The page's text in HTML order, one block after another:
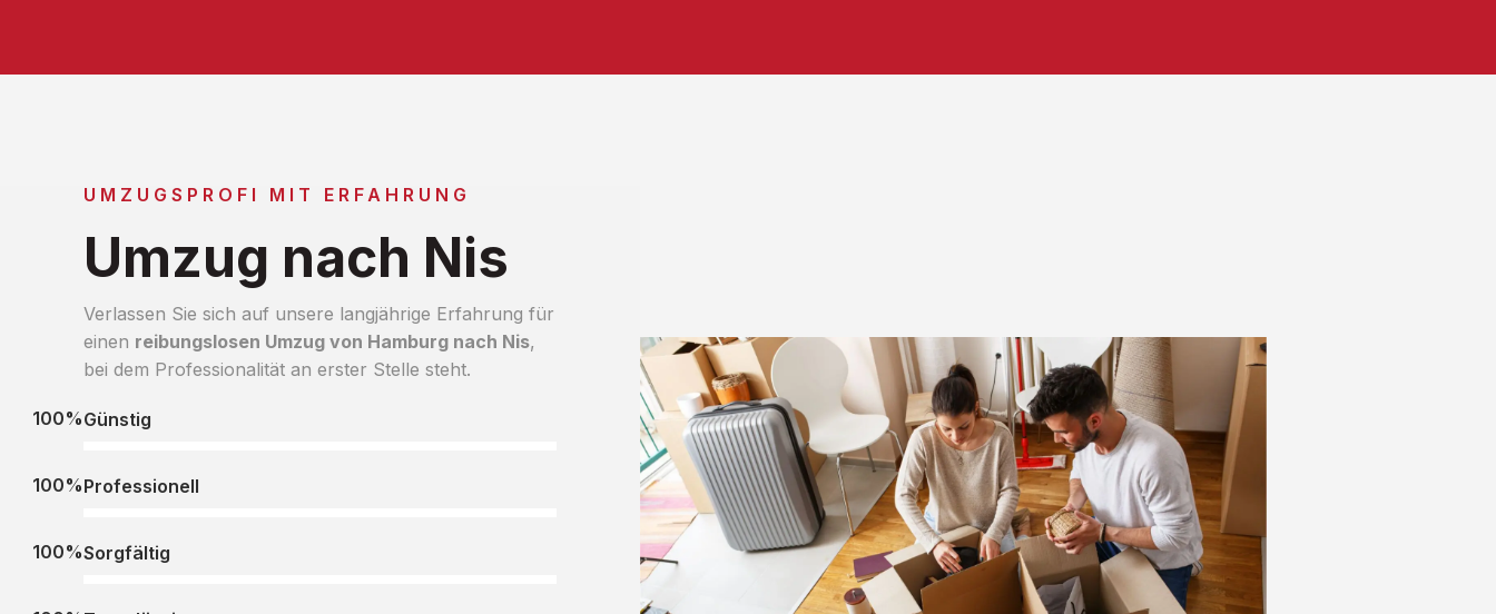
UMZUGSPROFI MIT ERFAHRUNG
Umzug nach Nis
Verlassen Sie sich auf unsere langjährige Erfahrung für
einen reibungslosen Umzug von Hamburg nach Nis,
bei dem Professionalität an erster Stelle steht.
Günstig
100%
Professionell
100%
Sorgfältig
100%